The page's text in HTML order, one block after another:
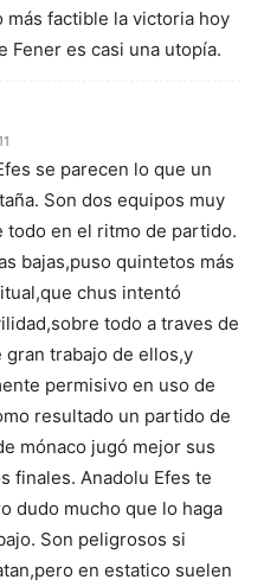
más factible la victoria hoy
Fener es casi una utopía.
se parecen lo que un
Son dos equipos muy
todo en el ritmo de partido.
bajas,puso quintetos más
chus intentó
todo a traves de
gran trabajo de ellos,y
permisivo en uso de
resultado un partido de
mónaco jugó mejor sus
finales. Anadolu Efes te
dudo mucho que lo haga
Son peligrosos si
en estatico suelen